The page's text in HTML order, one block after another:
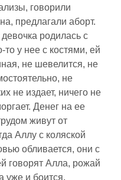
говорили
предлагали аборт.
родилась с
у нее с костями, ей
не шевелится, не
не
не издает, ничего не
Денег на ее
живут от
Аллу с коляской
обливается, они с
говорят Алла, рожай
уже и боится.